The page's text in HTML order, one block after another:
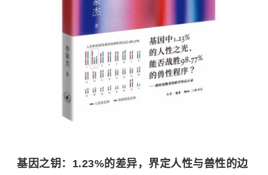
基因之钥：1.23%的差异，界定人性与兽性的边